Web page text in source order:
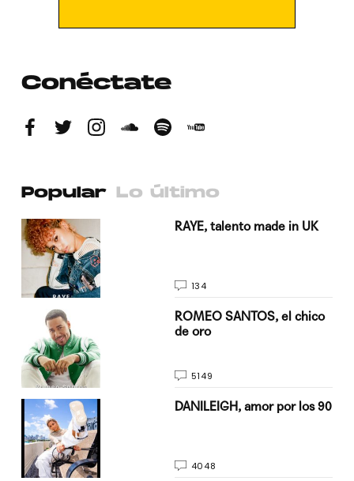
Conéctate
Popular Lo último
RAYE, talento made in UK
134
ROMEO SANTOS, el chico
de oro
5149
DANILEIGH, amor por los 90
4048